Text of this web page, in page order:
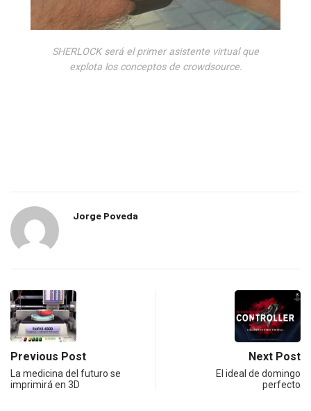
SHERLOCK será el primer asistente virtual que
explota los conceptos de crowdsource.
Jorge Poveda
Previous Post
La medicina del futuro se
imprimirá en 3D
Next Post
El ideal de domingo
perfecto